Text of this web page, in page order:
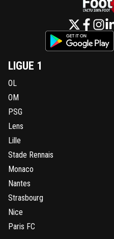
LIGUE 1
OL
OM
PSG
Lens
Lille
Stade Rennais
Monaco
Nantes
Strasbourg
Nice
Paris FC